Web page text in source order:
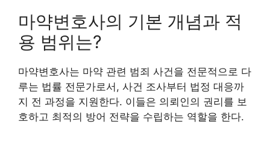
마약변호사의 기본 개념과 적
용 범위는?
마약변호사는 마약 관련 범죄 사건을 전문적으로 다
루는 법률 전문가로서, 사건 조사부터 법정 대응까
지 전 과정을 지원한다. 이들은 의뢰인의 권리를 보
호하고 최적의 방어 전략을 수립하는 역할을 한다.